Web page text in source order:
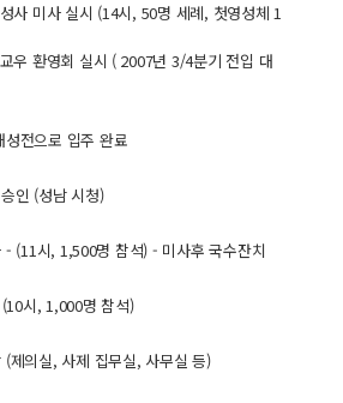
사 미사 실시 (14시, 50명 세례, 첫영성체 1
우 환영회 실시 ( 2007년 3/4분기 전입 대
전으로 입주 완료
인 (성남 시청)
- (11시, 1,500명 참석) - 미사후 국수잔치
시, 1,000명 참석)
제의실, 사제 집무실, 사무실 등)